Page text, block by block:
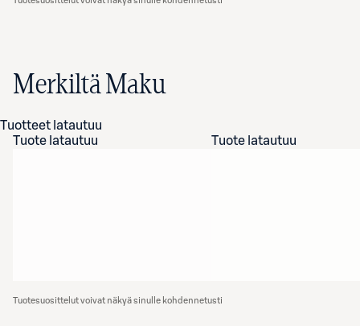
Merkiltä Maku
Tuotteet latautuu
Tuote latautuu
Tuote latautuu
Tuotesuosittelut voivat näkyä sinulle kohdennetusti